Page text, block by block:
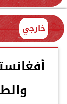
خارجي